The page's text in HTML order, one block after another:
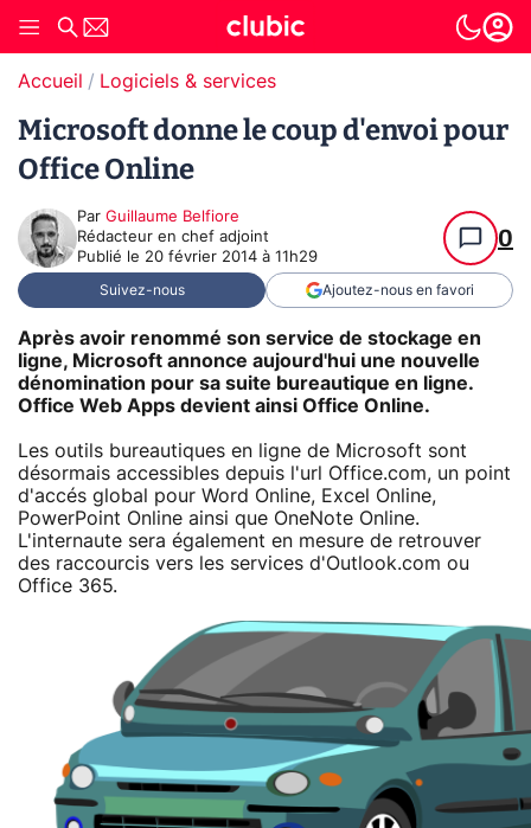
Accueil Logiciels & services
Microsoft donne le coup d'envoi pour
Office Online
Par Guillaume Belfiore
Rédacteur en chef adjoint
Publié le 20 février 2014 à 11h29
0
Suivez-nous Ajoutez-nous en favori
Après avoir renommé son service de stockage en
ligne, Microsoft annonce aujourd'hui une nouvelle
dénomination pour sa suite bureautique en ligne.
Office Web Apps devient ainsi Office Online.
Les outils bureautiques en ligne de Microsoft sont
désormais accessibles depuis l'url Office.com, un point
d'accés global pour Word Online, Excel Online,
PowerPoint Online ainsi que OneNote Online.
L'internaute sera également en mesure de retrouver
des raccourcis vers les services d'Outlook.com ou
Office 365.